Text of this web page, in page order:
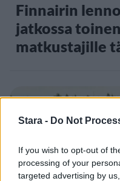
Stara - Do Not
If you wish to opt-out of
processing of your
targeted advertising by
Finnairin
jatkossa
matkustajille
3